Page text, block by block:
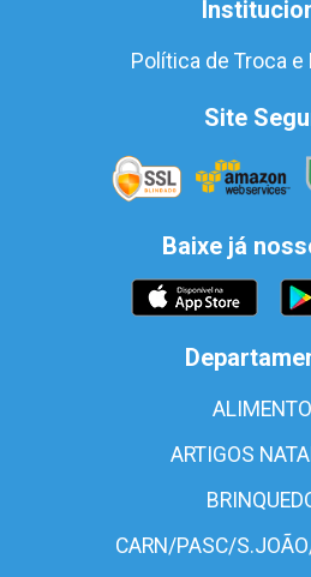
Política de Troca e
Site
Baixe já
ARTIGOS
CARN/PASC/